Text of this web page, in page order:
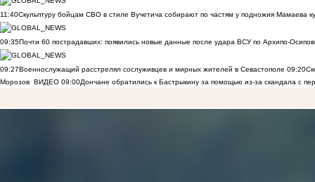
11:40Скульптуру бойцам СВО в стиле Вучетича собирают по частям у подножия Мамаева
09:35Почти 60 пострадавших: появились новые данные после удара ВСУ по Архипо-
09:27Военнослужащий расстрелял сослуживцев и мирных жителей в Севастополе 09:20
Морозов ВИДЕО 09:00Дончане обратились к Бастрыкину за помощью из-за скандала с